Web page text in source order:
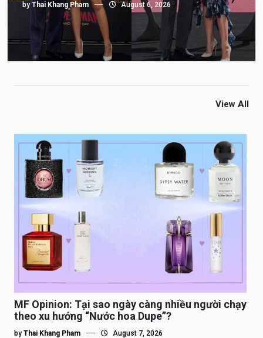
by Thai Khang Pham August 6, 2026
View All
MF Opinion: Tại sao ngày càng nhiều người chạy
theo xu hướng “Nước hoa Dupe”?
by Thai Khang Pham August 7, 2026